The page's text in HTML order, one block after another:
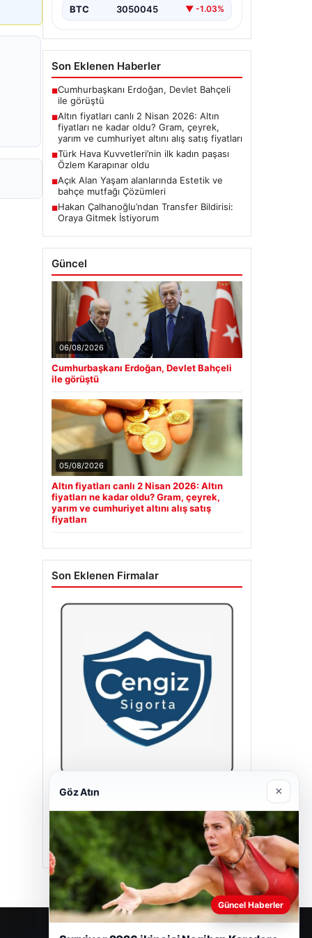
BTC 3050045 ▼ -1.03%
Son Eklenen Haberler
■Cumhurbaşkanı Erdoğan, Devlet Bahçeli
ile görüştü
■Altın fiyatları canlı 2 Nisan 2026: Altın
fiyatları ne kadar oldu? Gram, çeyrek,
yarım ve cumhuriyet altını alış satış fiyatları
■Türk Hava Kuvvetleri’nin ilk kadın paşası
Özlem Karapınar oldu
■Açık Alan Yaşam alanlarında Estetik ve
bahçe mutfağı Çözümleri
■Hakan Çalhanoğlu’ndan Transfer Bildirisi:
Oraya Gitmek İstiyorum
Güncel
06/08/2026
Cumhurbaşkanı Erdoğan, Devlet Bahçeli
ile görüştü
05/08/2026
Altın fiyatları canlı 2 Nisan 2026: Altın
fiyatları ne kadar oldu? Gram, çeyrek,
yarım ve cumhuriyet altını alış satış
fiyatları
Son Eklenen Firmalar
Cengiz Sigorta
23/06/2026
Göz Atın ×
Güncel Haberler